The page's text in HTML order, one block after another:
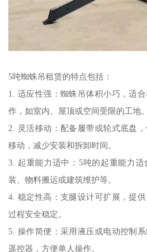
5吨蜘蛛吊租赁的特点包括：
1. 适应性强：蜘蛛吊体积小巧，适
作，如室内、屋顶或空间受限的工地。
2. 灵活移动：配备履带或轮式底盘
移动，减少安装和拆卸时间。
3. 起重能力适中：5吨的起重能力
装、物料搬运或建筑维护等。
4. 稳定性高：支腿设计可扩展，提
过程安全稳定。
5. 操作简便：采用液压或电动控制
遥控器，方便单人操作。